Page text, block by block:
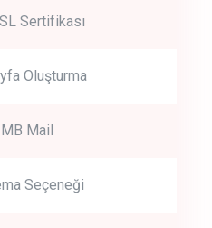
free trial no credit card
Sertifikası
Oluşturma
Mail
Seçeneği